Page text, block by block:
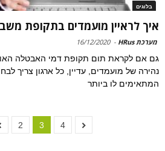
בלוגים
איך לראיין מועמדים בתקופת
מערכת HRus -
16/12/2020
גם אם לקראת תום תקופת דמי האבטלה
נהירה של מועמדים, עדיין, כל ארגון צריך
המתאימים לו ביותר
2 3 4